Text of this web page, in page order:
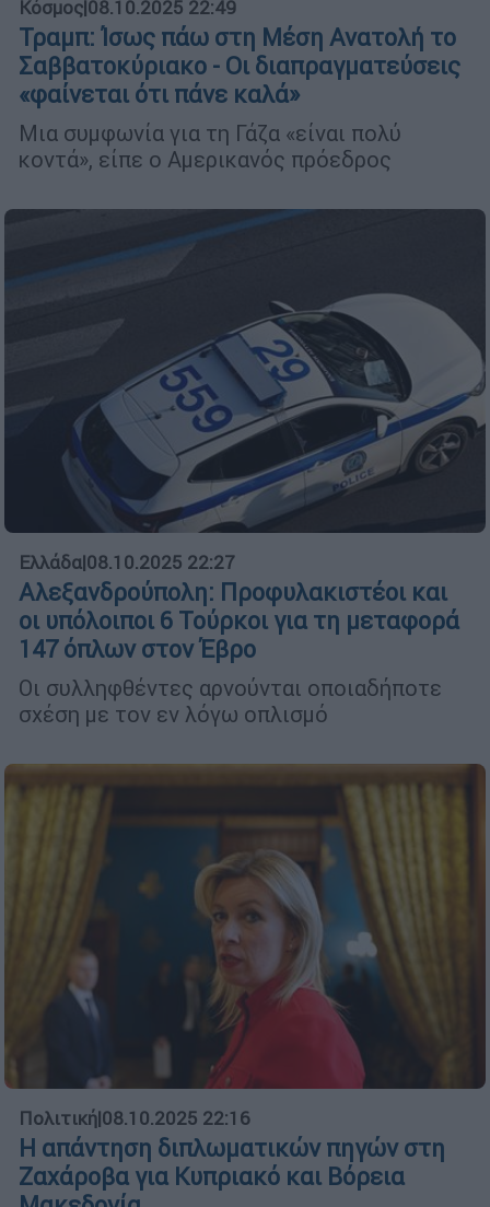
Κόσμος 08.10.2025 22:49
Τραμπ: Ίσως πάω στη Μέση Ανατολή το
Σαββατοκύριακο - Οι διαπραγματεύσεις
«φαίνεται ότι πάνε καλά»
Μια συμφωνία για τη Γάζα «είναι πολύ
κοντά», είπε ο Αμερικανός πρόεδρος
Ελλάδα|08.10.2025 22:27
Αλεξανδρούπολη: Προφυλακιστέοι και
οι υπόλοιποι 6 Τούρκοι για τη μεταφορά
147 όπλων στον Έβρο
Οι συλληφθέντες αρνούνται οποιαδήποτε
σχέση με τον εν λόγω οπλισμό
Πολιτική|08.10.2025 22:16
Η απάντηση διπλωματικών πηγών στη
Ζαχάροβα για Κυπριακό και Βόρεια